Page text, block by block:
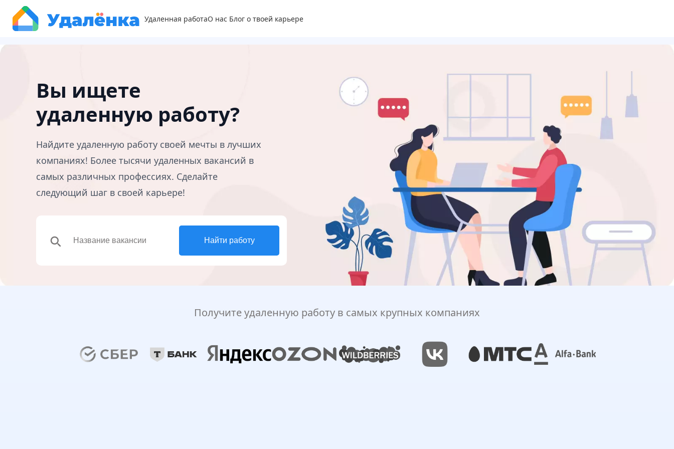
Удаленная работаО нас Блог о твоей карьере
Вы ищете
удаленную работу?
Найдите удаленную работу своей мечты в лучших
компаниях! Более тысячи удаленных вакансий в
самых различных профессиях. Сделайте
следующий шаг в своей карьере!
search Найти работу
Получите удаленную работу в самых крупных компаниях